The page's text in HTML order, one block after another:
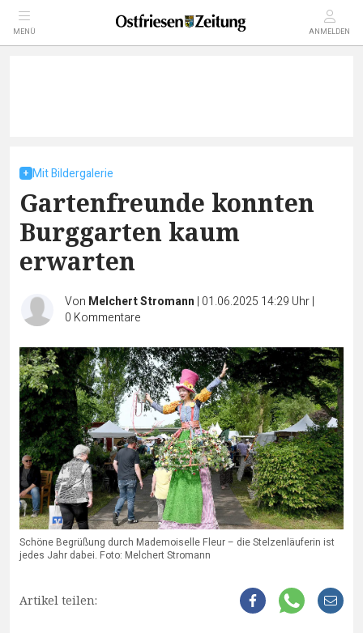
MENÜ ANMELDEN
Mit Bildergalerie
Gartenfreunde konnten
Burggarten kaum
erwarten
Von Melchert Stromann | 01.06.2025 14:29 Uhr|
0 Kommentare
Schöne Begrüßung durch Mademoiselle Fleur – die Stelzenläuferin ist
jedes Jahr dabei. Foto: Melchert Stromann
Artikel teilen: